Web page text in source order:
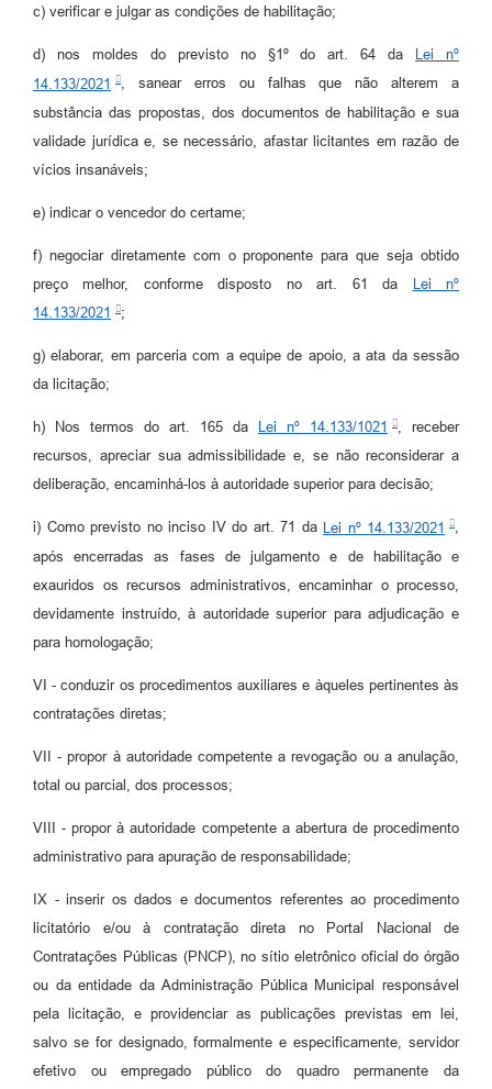
c) verificar e julgar as condições de habilitação;
d) nos moldes do previsto no §1º do art. 64 da
Lei nº
14.133/2021
, sanear erros ou falhas que não alterem a
substância das propostas, dos documentos de habilitação e sua
validade jurídica e, se necessário, afastar licitantes em razão de
vícios insanáveis;
e) indicar o vencedor do certame;
f) negociar diretamente com o proponente para que seja obtido
preço melhor, conforme disposto no art. 61 da Lei nº
14.133/2021
;
g) elaborar, em parceria com a equipe de apoio, a ata da sessão
da licitação;
h) Nos termos do art. 165 da Lei nº 14.133/1021
, receber
recursos, apreciar sua admissibilidade e, se não reconsiderar a
deliberação, encaminhá-los à autoridade superior para decisão;
i) Como previsto no inciso IV do art. 71 da Lei nº 14.133/2021
,
após encerradas as fases de julgamento e de habilitação e
exauridos os recursos administrativos, encaminhar o processo,
devidamente instruído, à autoridade superior para adjudicação e
para homologação;
VI - conduzir os procedimentos auxiliares e àqueles pertinentes às
contratações diretas;
VII - propor à autoridade competente a revogação ou a anulação,
total ou parcial, dos processos;
VIII - propor à autoridade competente a abertura de procedimento
administrativo para apuração de responsabilidade;
IX - inserir os dados e documentos referentes ao procedimento
licitatório e/ou à contratação direta no Portal Nacional de
Contratações Públicas (PNCP), no sítio eletrônico oficial do órgão
ou da entidade da Administração Pública Municipal responsável
pela licitação, e providenciar as publicações previstas em lei,
salvo se for designado, formalmente e especificamente, servidor
efetivo ou empregado público do quadro permanente da